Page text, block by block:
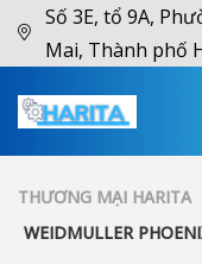
Số 3E, tổ 9A,
Mai, Thành phố
THƯƠNG MẠI HARITA
WEIDMULLER